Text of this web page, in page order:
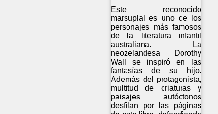
Este reconocido
marsupial es uno de los
personajes más famosos
de la literatura infantil
australiana. La
neozelandesa Dorothy
Wall se inspiró en las
fantasías de su hijo.
Además del protagonista,
multitud de criaturas y
paisajes autóctonos
desfilan por las páginas